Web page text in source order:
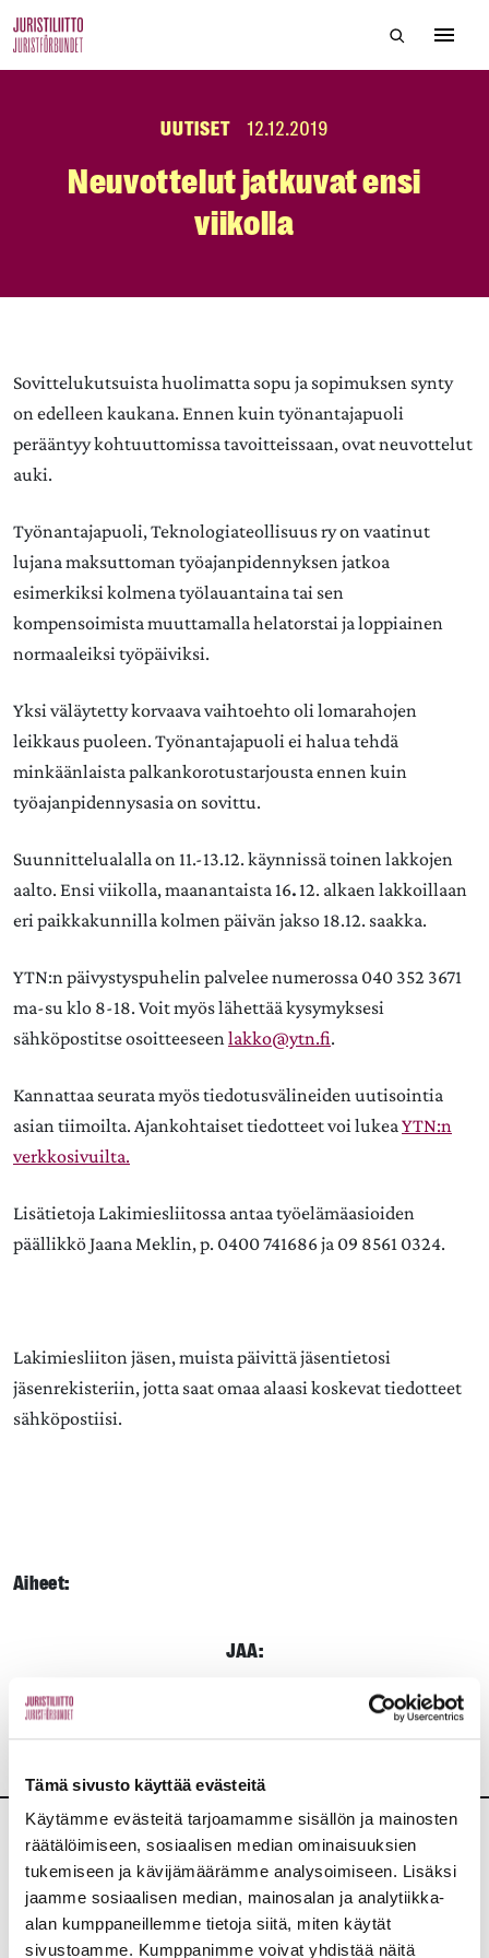
Tämä sivusto käyttää evästeitä
Käytämme evästeitä tarjoamamme sisällön ja mainosten
räätälöimiseen, sosiaalisen median ominaisuuksien
tukemiseen ja kävijämäärämme analysoimiseen. Lisäksi
jaamme sosiaalisen median, mainosalan ja analytiikka-
alan kumppaneillemme tietoja siitä, miten käytät
sivustoamme. Kumppanimme voivat yhdistää näitä
to
Hae
UUTISET 12.12.2019
Neuvottelut jatkuvat ensi
viikolla
Sovittelukutsuista huolimatta sopu ja sopimuksen synty
on edelleen kaukana. Ennen kuin työnantajapuoli
perääntyy kohtuuttomissa tavoitteissaan, ovat neuvottelut
auki.
Työnantajapuoli, Teknologiateollisuus ry on vaatinut
lujana maksuttoman työajanpidennyksen jatkoa
esimerkiksi kolmena työlauantaina tai sen
kompensoimista muuttamalla helatorstai ja loppiainen
normaaleiksi työpäiviksi.
Yksi väläytetty korvaava vaihtoehto oli lomarahojen
leikkaus puoleen. Työnantajapuoli ei halua tehdä
minkäänlaista palkankorotustarjousta ennen kuin
työajanpidennysasia on sovittu.
Suunnittelualalla on 11.-13.12. käynnissä toinen lakkojen
aalto. Ensi viikolla, maanantaista 16. 12. alkaen lakkoillaan
eri paikkakunnilla kolmen päivän jakso 18.12. saakka.
YTN:n päivystyspuhelin palvelee numerossa 040 352 3671
ma-su klo 8-18. Voit myös lähettää kysymyksesi
sähköpostitse osoitteeseenlakko@ytn.fi.
Kannattaa seurata myös tiedotusvälineiden uutisointia
asian tiimoilta. Ajankohtaiset tiedotteet voi lukeaYTN:n
verkkosivuilta.
Lisätietoja Lakimiesliitossa antaa työelämäasioiden
päällikkö Jaana Meklin, p. 0400 741686 ja 09 8561 0324.
Lakimiesliiton jäsen, muista päivittä jäsentietosi
jäsenrekisteriin, jotta saat omaa alaasi koskevat tiedotteet
sähköpostiisi.
Aiheet:
JAA:
Lisää uutisia
KAIKKI UUTISET